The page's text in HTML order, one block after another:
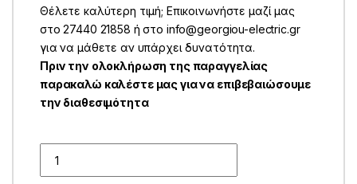
Θέλετε καλύτερη τιμή; Επικοινωνήστε μαζί μας
στο 27440 21858 ή στο info@georgiou-electric.gr
για να μάθετε αν υπάρχει δυνατότητα.
Πριν την ολοκλήρωση της παραγγελίας
παρακαλώ καλέστε μας για να επιβεβαιώσουμε
την διαθεσιμότητα